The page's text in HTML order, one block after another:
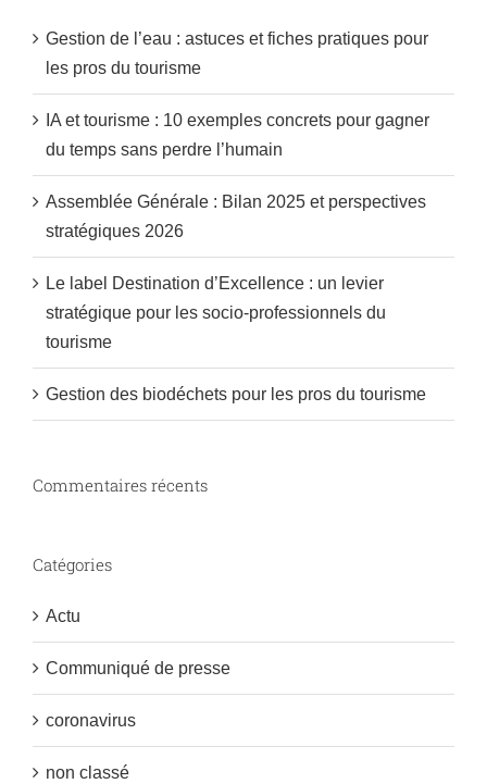
Gestion de l’eau : astuces et fiches pratiques pour
les pros du tourisme
IA et tourisme : 10 exemples concrets pour gagner
du temps sans perdre l’humain
Assemblée Générale : Bilan 2025 et perspectives
stratégiques 2026
Le label Destination d’Excellence : un levier
stratégique pour les socio-professionnels du
tourisme
Gestion des biodéchets pour les pros du tourisme
Commentaires récents
Catégories
Actu
Communiqué de presse
coronavirus
non classé